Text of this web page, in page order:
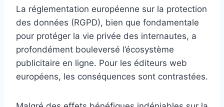
La réglementation européenne sur la protection
des données (RGPD), bien que fondamentale
pour protéger la vie privée des internautes, a
profondément bouleversé l’écosystème
publicitaire en ligne. Pour les éditeurs web
européens, les conséquences sont contrastées.